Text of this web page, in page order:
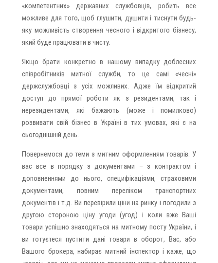
«компетентних» державних службовців, робить все
можливе для того, щоб глушити, душити і тиснути будь-
яку можливість створення чесного і відкритого бізнесу,
який буде працювати в чисту.
Якщо брати конкретно в нашому випадку доблесних
співробітників митної служби, то це самі «чесні»
держслужбовці з усіх можливих. Адже їм відкритий
доступ до прямої роботи як з резидентами, так і
нерезидентами, які бажають (може і помилково)
розвивати свій бізнес в Україні в тих умовах, які є на
сьогоднішній день.
Повернемося до теми з митним оформленням товарів. У
вас все в порядку з документами – з контрактом і
доповненнями до нього, специфікаціями, страховими
документами, повним переліком транспортних
документів і т.д. Ви перевірили ціни на ринку і погодили з
другою стороною ціну угоди (угод) і коли вже Ваші
товари успішно знаходяться на митному посту України, і
ви готуєтеся пустити дані товари в оборот, Вас, або
Вашого брокера, набирає митний інспектор і каже, що